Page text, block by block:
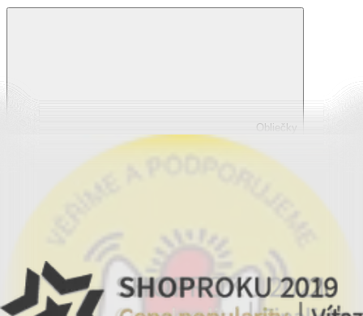
Obliečky
Zobraziť všetko
Všetko z Obliečky